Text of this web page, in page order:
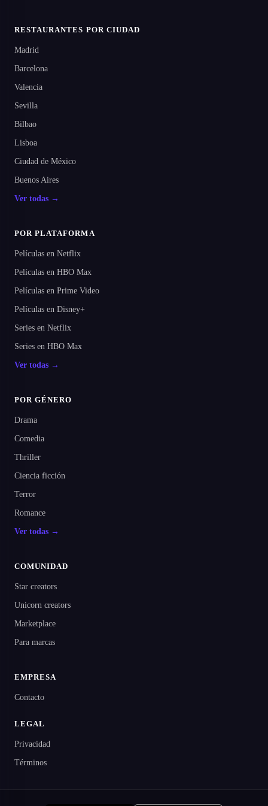
RESTAURANTES POR CIUDAD
Madrid
Barcelona
Valencia
Sevilla
Bilbao
Lisboa
Ciudad de México
Buenos Aires
Ver todas →
POR PLATAFORMA
Películas en Netflix
Películas en HBO Max
Películas en Prime Video
Películas en Disney+
Series en Netflix
Series en HBO Max
Ver todas →
POR GÉNERO
Drama
Comedia
Thriller
Ciencia ficción
Terror
Romance
Ver todas →
COMUNIDAD
Star creators
Unicorn creators
Marketplace
Para marcas
EMPRESA
Contacto
LEGAL
Privacidad
Términos